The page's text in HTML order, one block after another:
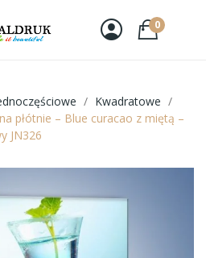
0
Kwadratowe
płótnie – Blue curacao z miętą –
JN326